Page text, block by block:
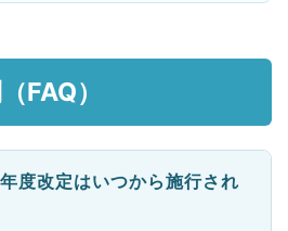
FAQ）
度改定はいつから施行され